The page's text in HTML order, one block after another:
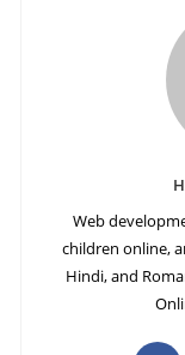
Web
children online,
Hindi, and